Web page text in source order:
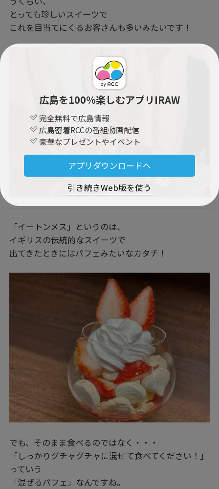
広島を100％楽しむアプリIRAW
完全無料で広島情報
広島密着RCCの番組動画配信
豪華なプレゼントやイベント
アプリダウンロードへ
引き続きWeb版を使う
とっても珍しいスイーツで
これを目当てにくるお客さんも多いみたいです！
「イートンメス」というのは、
イギリスの伝統的なスイーツで
出てきたときにはパフェみたいなカタチ！
でも、そのまま食べるのではなく・・・
「しっかりグチャグチャに混ぜて食べてください！」
っていう
「混ぜるパフェ」なんですね。